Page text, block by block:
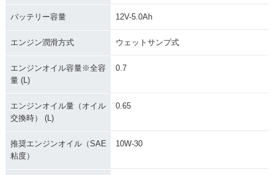
バッテリー容量 12V-5.0Ah
エンジン潤滑方式 ウェットサンプ式
エンジンオイル容量※全容
量 (L)
0.7
エンジンオイル量（オイル
交換時） (L)
0.65
推奨エンジンオイル（SAE
粘度）
10W-30